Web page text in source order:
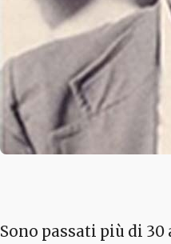
Sono passati più di